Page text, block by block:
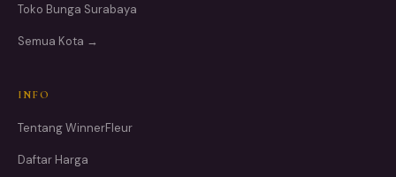
Toko Bunga Surabaya
Semua Kota →
INFO
Tentang WinnerFleur
Daftar Harga